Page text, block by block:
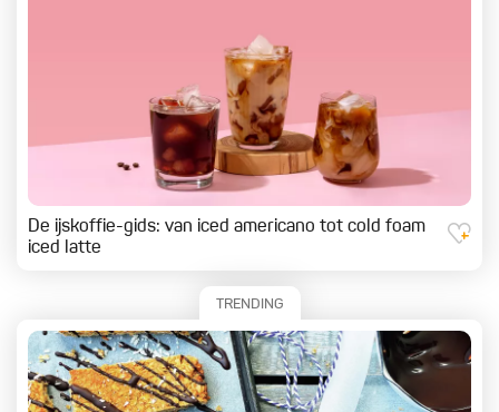
De ijskoffie-gids: van iced americano tot cold foam
iced latte
TRENDING